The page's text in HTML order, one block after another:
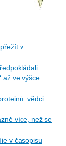
v
až ve výšce
vědci
více, než se
v časopisu